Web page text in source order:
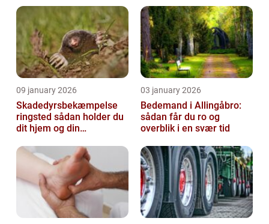
09 january 2026
Skadedyrsbekæmpelse
ringsted sådan holder du
dit hjem og din
gæster
03 january 2026
Bedemand i Allingåbro:
sådan får du ro og
overblik i en svær tid